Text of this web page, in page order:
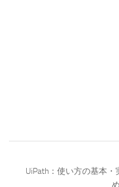
UiPath：使い方の基本